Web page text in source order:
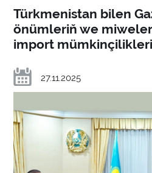
Türkmenistan bilen
önümleriň we
import
27.11.2025